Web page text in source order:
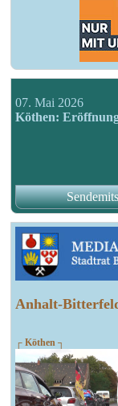
Anhalt-
┌ Köthen ┐
07. Mai 2026
Köthen: